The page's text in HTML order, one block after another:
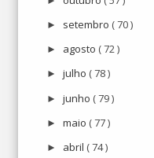
► setembro ( 70 )
► agosto ( 72 )
► julho ( 78 )
► junho ( 79 )
► maio ( 77 )
► abril ( 74 )